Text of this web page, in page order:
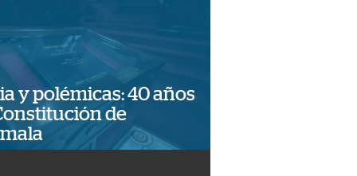
y polémicas: 40 años
de